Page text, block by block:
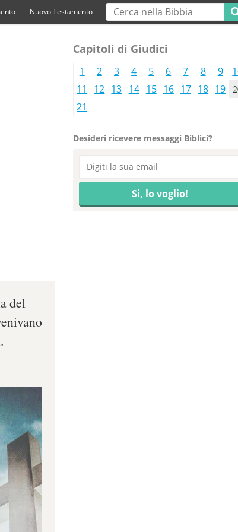
Nuovo Testamento
del
Capitoli di Giudici
1 2 3 4 5 6 7 8 9
11
12 13 14 15 16 17 18 19
21
Desideri ricevere messaggi Biblici?